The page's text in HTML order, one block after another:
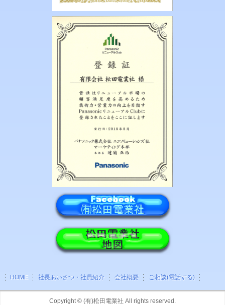
HOME 社長あいさつ・社員紹介 会社概要 ご相談(電話する)
Copyright © (有)松田電業社 All rights reserved.